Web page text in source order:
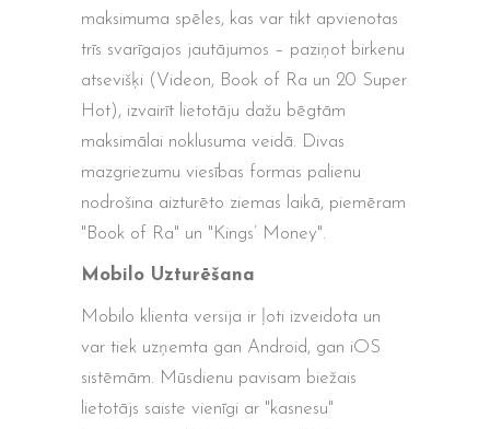
maksimuma spēles, kas var tikt apvienotas
trīs svarīgajos jautājumos – paziņot birkenu
atsevišķi (Videon, Book of Ra un 20 Super
Hot), izvairīt lietotāju dažu bēgtām
maksimālai noklusuma veidā. Divas
mazgriezumu viesības formas palienu
nodrošina aizturēto ziemas laikā, piemēram
"Book of Ra" un "Kings’ Money".
Mobilo Uzturēšana
Mobilo klienta versija ir ļoti izveidota un
var tiek uzņemta gan Android, gan iOS
sistēmām. Mūsdienu pavisam biežais
lietotājs saiste vienīgi ar "kasnesu"